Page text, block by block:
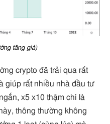
tăng giá)
crypto đã trải qua rất
giúp rất nhiều nhà đầu tư
x5 x10 thậm chí là
thông thường không